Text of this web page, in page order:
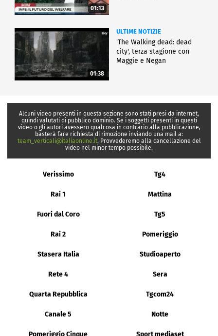
01:13
01:38
ULTIME NOTIZIE
'The Walking dead: dead
city', terza stagione con
Maggie e Negan
Alcuni video presenti in questa sezione sono stati presi da internet,
quindi valutati di pubblico dominio. Se i soggetti presenti in questi
video o gli autori avessero qualcosa in contrario alla pubblicazione,
basterà fare richiesta di rimozione inviando una mail a:
team_verticali@italiaonline.it. Provvederemo alla cancellazione del
video nel minor tempo possibile.
Verissimo Tg4
Rai 1 Mattina
Fuori dal Coro Tg5
Rai 2 Pomeriggio
Stasera Italia Studioaperto
Rete 4 Sera
Quarta Repubblica Tgcom24
Canale 5 Notte
Pomeriggio Cinque Sport mediaset